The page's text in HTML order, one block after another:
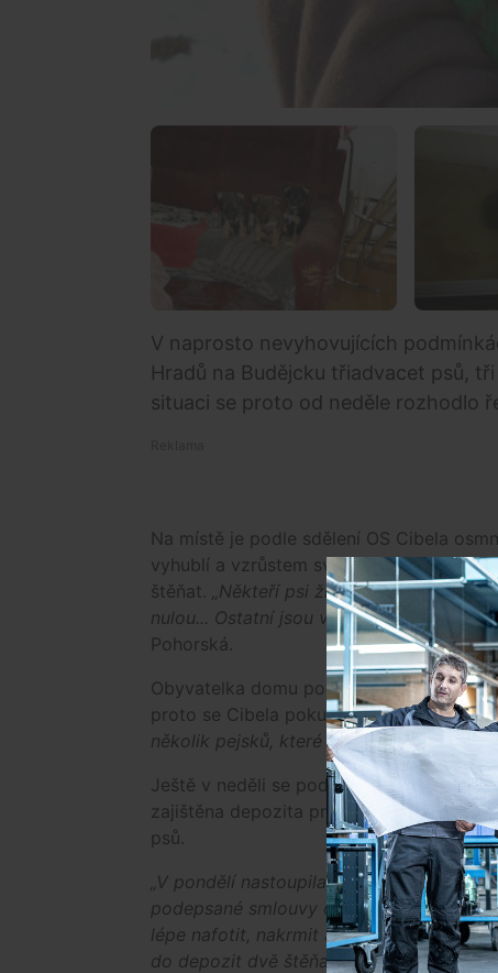
V naprosto nevyhovujících
Hradů na Budějcku třiadvacet psů,
situaci se proto od neděle rozhodlo
Na místě je podle sdělení OS Cibela
vyhublí a vzrůstem svému věku
štěňat.
„Někteří psi žijí v domě, kde
nulou... Ostatní jsou venku na dvorku.
Pohorská.
Obyvatelka domu podle jejích slov
proto se Cibela pokusí pejsky co
několik pejsků, které necháme
Ještě v neděli se podařilo občanskému
zajištěna depozita pro myšky, andulky,
psů.
„V pondělí nastoupila majitelka ze
podepsané smlouvy o předání zvířat do
lépe nafotit, nakrmit a odvézt tři
do depozit dvě štěňata, šest dospělých